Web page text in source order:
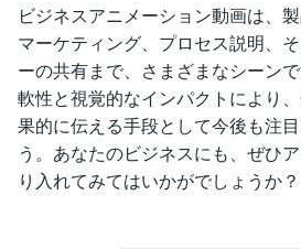
ビジネスアニメーション動画は、
マーケティング、プロセス説明、
ーの共有まで、さまざまなシーン
軟性と視覚的なインパクトにより
果的に伝える手段として今後も注
う。あなたのビジネスにも、ぜひ
り入れてみてはいかがでしょうか？